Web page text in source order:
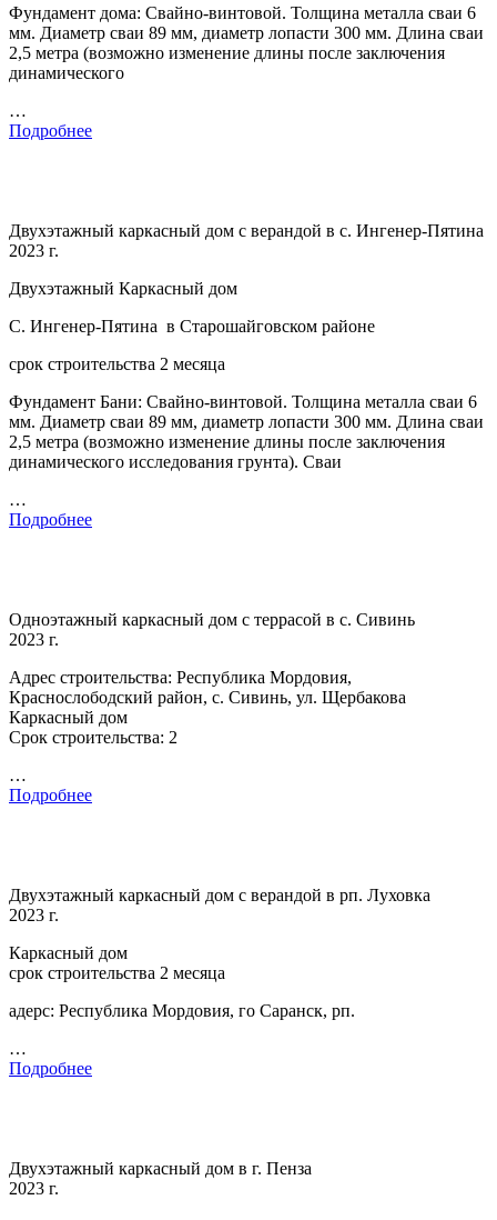
Фундамент дома: Свайно-винтовой. Толщина металла сваи 6
мм. Диаметр сваи 89 мм, диаметр лопасти 300 мм. Длина сваи
2,5 метра (возможно изменение длины после заключения
динамического
…
Подробнее
Двухэтажный каркасный дом с верандой в с. Ингенер-Пятина
2023 г.
Двухэтажный Каркасный дом
С. Ингенер-Пятина в Старошайговском районе
срок строительства 2 месяца
Фундамент Бани: Свайно-винтовой. Толщина металла сваи 6
мм. Диаметр сваи 89 мм, диаметр лопасти 300 мм. Длина сваи
2,5 метра (возможно изменение длины после заключения
динамического исследования грунта). Сваи
…
Подробнее
Одноэтажный каркасный дом с террасой в с. Сивинь
2023 г.
Адрес строительства: Республика Мордовия,
Краснослободский район, с. Сивинь, ул. Щербакова
Каркасный дом
Срок строительства: 2
…
Подробнее
Двухэтажный каркасный дом с верандой в рп. Луховка
2023 г.
Каркасный дом
срок строительства 2 месяца
адерс: Республика Мордовия, го Саранск, рп.
…
Подробнее
Двухэтажный каркасный дом в г. Пенза
2023 г.